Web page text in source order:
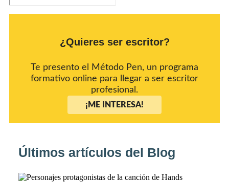
¿Quieres ser escritor?
Te presento el Método Pen, un programa
formativo online para llegar a ser escritor
profesional.
¡ME INTERESA!
Últimos artículos del Blog